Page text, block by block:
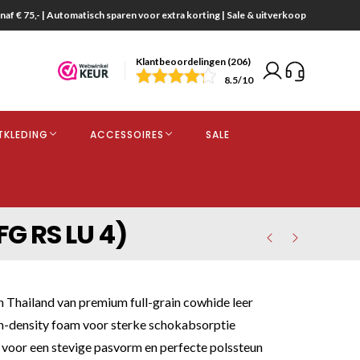
€ 75,- | Automatisch sparen voor extra korting | Sale & uitverkoop
Klantbeoordelingen (206)
8.5/10
ACCESSOIRES SALE
RS LU 4)
Thailand van premium full-grain cowhide leer
density foam voor sterke schokabsorptie
een stevige pasvorm en perfecte polssteun